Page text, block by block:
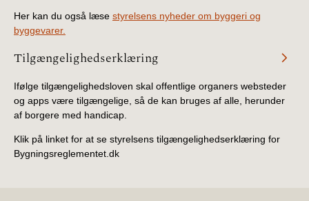
BR18 (1/1-30/6
2018)
Tidligere BR (1961-
2010)
Her kan du også læse styrelsens nyheder om byggeri og
byggevarer.
Tilgængelighedserklæring
Ifølge tilgængelighedsloven skal offentlige organers websteder
og apps være tilgængelige, så de kan bruges af alle, herunder
af borgere med handicap.
Klik på linket for at se styrelsens tilgængelighedserklæring for
Bygningsreglementet.dk